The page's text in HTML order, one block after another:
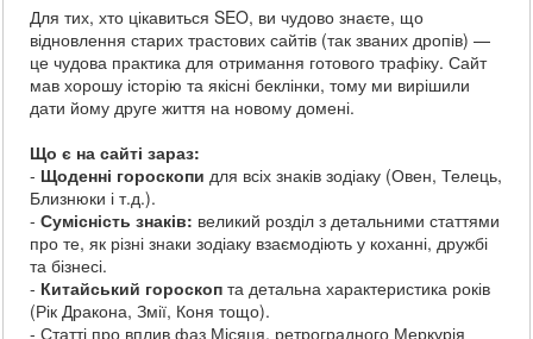
Для тих, хто цікавиться SEO, ви чудово знаєте, що
відновлення старих трастових сайтів (так званих дропів) —
це чудова практика для отримання готового трафіку. Сайт
мав хорошу історію та якісні беклінки, тому ми вирішили
дати йому друге життя на новому домені.
Що є на сайті зараз:
- Щоденні гороскопи для всіх знаків зодіаку (Овен, Телець,
Близнюки і т.д.).
-Сумісність знаків: великий розділ з детальними статтями
про те, як різні знаки зодіаку взаємодіють у коханні, дружбі
та бізнесі.
- Китайський гороскоп та детальна характеристика років
(Рік Дракона, Змії, Коня тощо).
- Статті про вплив фаз Місяця, ретроградного Меркурія